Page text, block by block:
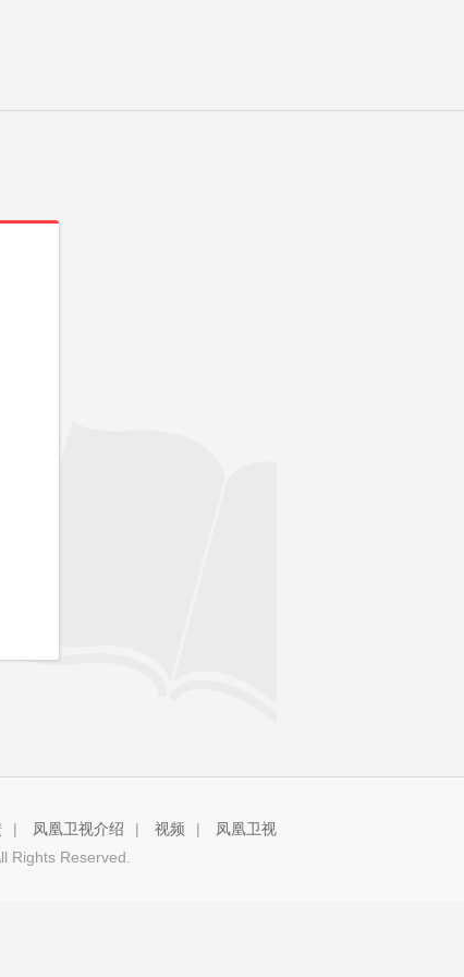
| 凤凰卫视介绍 | 视频 |
凤凰卫视
Rights Reserved.